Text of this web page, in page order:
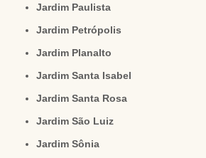
Jardim Paulista
Jardim Petrópolis
Jardim Planalto
Jardim Santa Isabel
Jardim Santa Rosa
Jardim São Luiz
Jardim Sônia